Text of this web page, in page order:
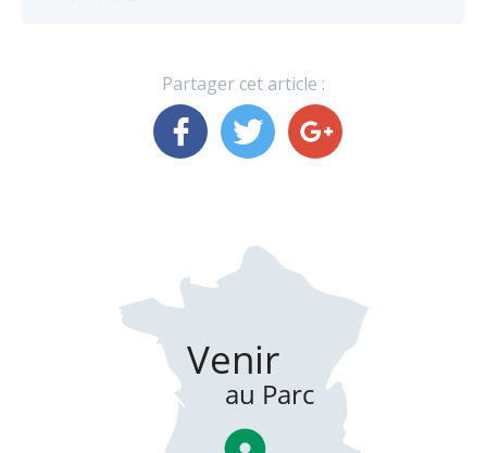
Partager cet article :